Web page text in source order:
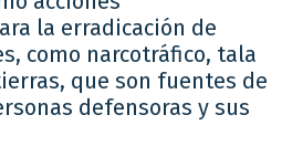
la erradicación de
como narcotráfico, tala
que son fuentes de
defensoras y sus